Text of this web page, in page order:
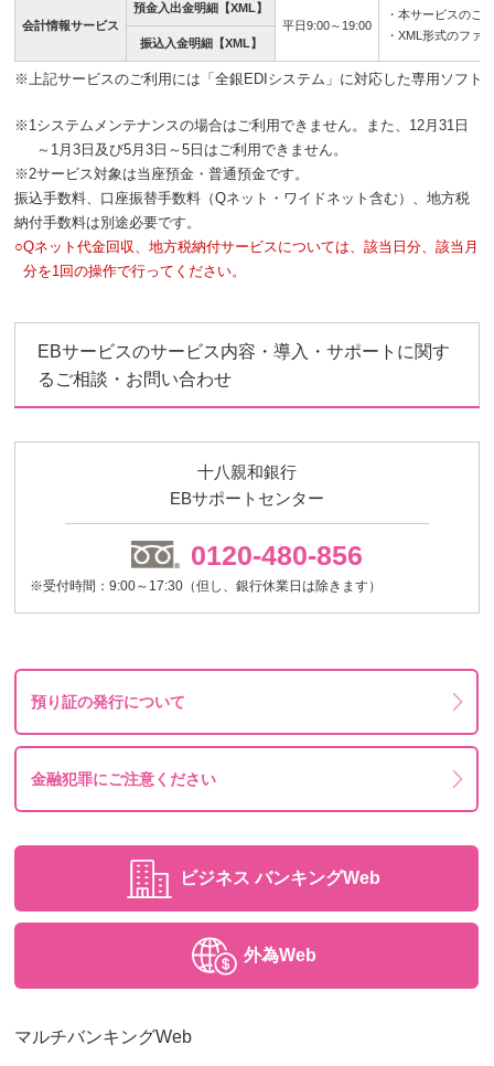
会計情報サービス
預金入出金明細【XML】
平日9:00～19:00
・本サービスのご
・XML形式のファ
振込入金明細【XML】
※上記サービスのご利用には「全銀EDIシステム」に対応した専用ソフト
※1システムメンテナンスの場合はご利用できません。また、12月31日
～1月3日及び5月3日～5日はご利用できません。
※2サービス対象は当座預金・普通預金です。
振込手数料、口座振替手数料（Qネット・ワイドネット含む）、地方税
納付手数料は別途必要です。
○Qネット代金回収、地方税納付サービスについては、該当日分、該当月
分を1回の操作で行ってください。
EBサービスのサービス内容・導入・サポートに関す
るご相談・お問い合わせ
十八親和銀行
EBサポートセンター
0120-480-856
※受付時間：9:00～17:30（但し、銀行休業日は除きます）
預り証の発行について
金融犯罪にご注意ください
ビジネス バンキングWeb
外為Web
マルチバンキングWeb